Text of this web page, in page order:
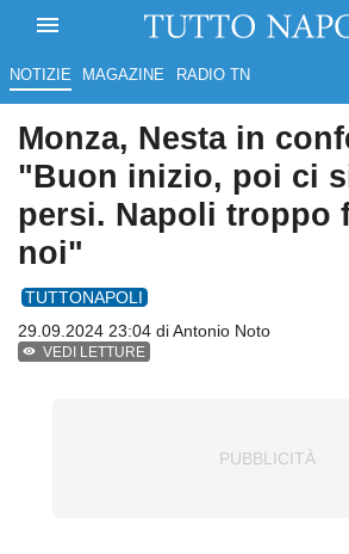
NOTIZIE MAGAZINE RADIO TN
Monza, Nesta in
"Buon inizio, poi ci
persi. Napoli troppo
noi"
TUTTONAPOLI
29.09.2024 23:04 diAntonio Noto
VEDI LETTURE